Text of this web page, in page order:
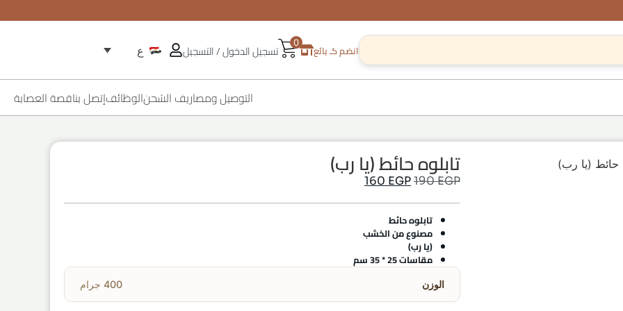
انضم كـ بائع 0 تسجيل الدخول / التسجيل ع
التوصيل ومصاريف الشحنالوظائفإتصل بناقصة العصابة
حائط (يا رب) تابلوه حائط (يا رب)
190EGP
160 EGP
تابلوه حائط
مصنوع من الخشب
(يا رب)
مقاسات 25 * 35 سم
الوزن 400 جرام